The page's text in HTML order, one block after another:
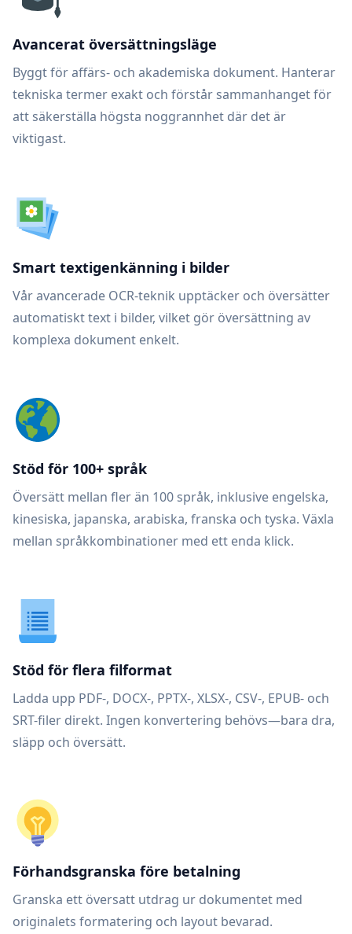
Avancerat översättningsläge
Byggt för affärs- och akademiska dokument. Hanterar
tekniska termer exakt och förstår sammanhanget för
att säkerställa högsta noggrannhet där det är
viktigast.
Smart textigenkänning i bilder
Vår avancerade OCR-teknik upptäcker och översätter
automatiskt text i bilder, vilket gör översättning av
komplexa dokument enkelt.
Stöd för 100+ språk
Översätt mellan fler än 100 språk, inklusive engelska,
kinesiska, japanska, arabiska, franska och tyska. Växla
mellan språkkombinationer med ett enda klick.
Stöd för flera filformat
Ladda upp PDF-, DOCX-, PPTX-, XLSX-, CSV-, EPUB- och
SRT-filer direkt. Ingen konvertering behövs—bara dra,
släpp och översätt.
Förhandsgranska före betalning
Granska ett översatt utdrag ur dokumentet med
originalets formatering och layout bevarad.